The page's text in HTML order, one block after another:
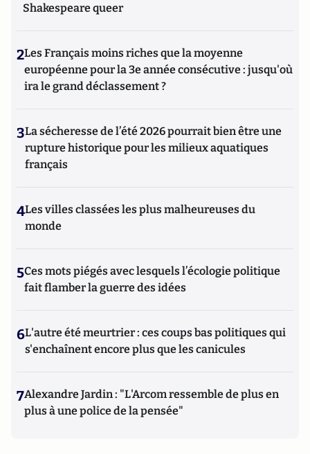
Shakespeare queer
2Les Français moins riches que la moyenne
européenne pour la 3e année consécutive : jusqu'où
ira le grand déclassement ?
3La sécheresse de l’été 2026 pourrait bien être une
rupture historique pour les milieux aquatiques
français
4Les villes classées les plus malheureuses du
monde
5Ces mots piégés avec lesquels l’écologie politique
fait flamber la guerre des idées
6L'autre été meurtrier : ces coups bas politiques qui
s'enchaînent encore plus que les canicules
7Alexandre Jardin : "L'Arcom ressemble de plus en
plus à une police de la pensée"